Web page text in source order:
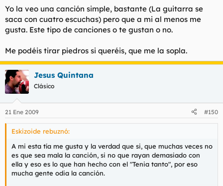
Yo la veo una canción simple, bastante (La guitarra se
saca con cuatro escuchas) pero que a mi al menos me
gusta. Este tipo de canciones o te gustan o no.
Me podéis tirar piedros si queréis, que me la sopla.
Jesus Quintana
Clásico
21 Ene 2009 #150
Eskizoide rebuznó:
A mi esta tía me gusta y la verdad que si, que muchas veces no
es que sea mala la canción, si no que rayan demasiado con
ella y eso es lo que han hecho con el "Tenia tanto", por eso
mucha gente odia la canción.